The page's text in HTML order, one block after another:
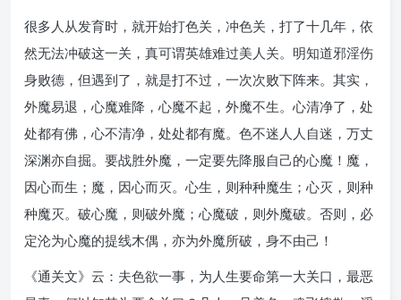
很多人从发育时，就开始打色关，冲色关，打了十几年，依
然无法冲破这一关，真可谓英雄难过美人关。明知道邪淫伤
身败德，但遇到了，就是打不过，一次次败下阵来。其实，
外魔易退，心魔难降，心魔不起，外魔不生。心清净了，处
处都有佛，心不清净，处处都有魔。色不迷人人自迷，万丈
深渊亦自掘。要战胜外魔，一定要先降服自己的心魔！魔，
因心而生；魔，因心而灭。心生，则种种魔生；心灭，则种
种魔灭。破心魔，则破外魔；心魔破，则外魔破。否则，必
定沦为心魔的提线木偶，亦为外魔所破，身不由己！
《通关文》云：夫色欲一事，为人生要命第一大关口，最恶